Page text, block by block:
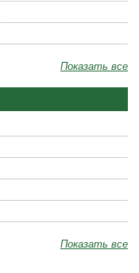
Показать все
Показать все